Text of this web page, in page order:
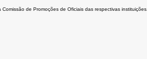
de Promoções de Oficiais das respectivas instituições.